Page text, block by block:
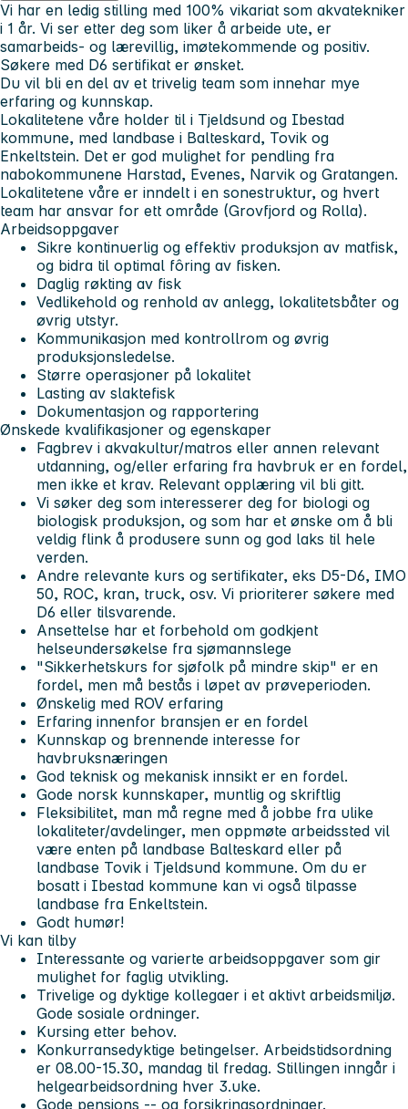
Vi har en ledig stilling med 100% vikariat som akvatekniker
i 1 år. Vi ser etter deg som liker å arbeide ute, er
samarbeids- og lærevillig, imøtekommende og positiv.
Søkere med D6 sertifikat er ønsket.
Du vil bli en del av et trivelig team som innehar mye
erfaring og kunnskap.
Lokalitetene våre holder til i Tjeldsund og Ibestad
kommune, med landbase i Balteskard, Tovik og
Enkeltstein. Det er god mulighet for pendling fra
nabokommunene Harstad, Evenes, Narvik og Gratangen.
Lokalitetene våre er inndelt i en sonestruktur, og hvert
team har ansvar for ett område (Grovfjord og Rolla).
Arbeidsoppgaver
Sikre kontinuerlig og effektiv produksjon av matfisk,
og bidra til optimal fôring av fisken.
Daglig røkting av fisk
Vedlikehold og renhold av anlegg, lokalitetsbåter og
øvrig utstyr.
Kommunikasjon med kontrollrom og øvrig
produksjonsledelse.
Større operasjoner på lokalitet
Lasting av slaktefisk
Dokumentasjon og rapportering
Ønskede kvalifikasjoner og egenskaper
Fagbrev i akvakultur/matros eller annen relevant
utdanning, og/eller erfaring fra havbruk er en fordel,
men ikke et krav. Relevant opplæring vil bli gitt.
Vi søker deg som interesserer deg for biologi og
biologisk produksjon, og som har et ønske om å bli
veldig flink å produsere sunn og god laks til hele
verden.
Andre relevante kurs og sertifikater, eks D5-D6, IMO
50, ROC, kran, truck, osv. Vi prioriterer søkere med
D6 eller tilsvarende.
Ansettelse har et forbehold om godkjent
helseundersøkelse fra sjømannslege
"Sikkerhetskurs for sjøfolk på mindre skip" er en
fordel, men må bestås i løpet av prøveperioden.
Ønskelig med ROV erfaring
Erfaring innenfor bransjen er en fordel
Kunnskap og brennende interesse for
havbruksnæringen
God teknisk og mekanisk innsikt er en fordel.
Gode norsk kunnskaper, muntlig og skriftlig
Fleksibilitet, man må regne med å jobbe fra ulike
lokaliteter/avdelinger, men oppmøte arbeidssted vil
være enten på landbase Balteskard eller på
landbase Tovik i Tjeldsund kommune. Om du er
bosatt i Ibestad kommune kan vi også tilpasse
landbase fra Enkeltstein.
Godt humør!
Vi kan tilby
Interessante og varierte arbeidsoppgaver som gir
mulighet for faglig utvikling.
Trivelige og dyktige kollegaer i et aktivt arbeidsmiljø.
Gode sosiale ordninger.
Kursing etter behov.
Konkurransedyktige betingelser. Arbeidstidsordning
er 08.00-15.30, mandag til fredag. Stillingen inngår i
helgearbeidsordning hver 3.uke.
Gode pensjons -- og forsikringsordninger.